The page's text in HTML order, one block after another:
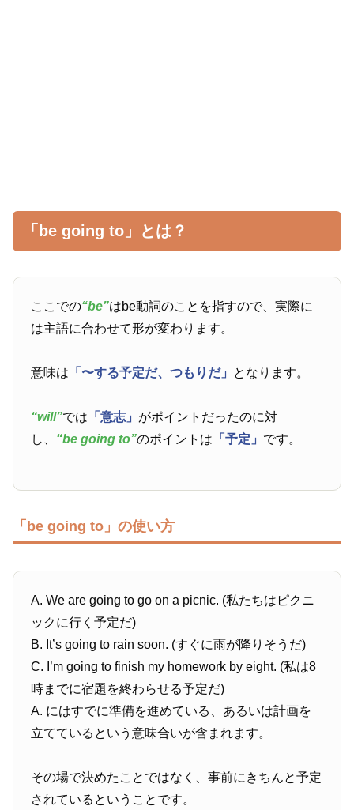
「be going to」とは？
ここでの“be”はbe動詞のことを指すので、実際に
は主語に合わせて形が変わります。
意味は 「〜する予定だ、つもりだ」 となります。
“will”では 「意志」 がポイントだったのに対
し、 “be going to”のポイントは 「予定」 です。
「be going to」の使い方
A. We are going to go on a picnic. (私たちはピクニ
ックに行く予定だ)
B. It’s going to rain soon. (すぐに雨が降りそうだ)
C. I’m going to finish my homework by eight. (私は8
時までに宿題を終わらせる予定だ)
A. にはすでに準備を進めている、あるいは計画を
立てているという意味合いが含まれます。
その場で決めたことではなく、事前にきちんと予定
されているということです。